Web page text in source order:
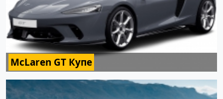
McLaren GT Купе